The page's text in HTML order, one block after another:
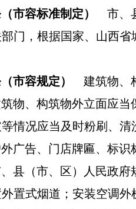
（市容标准制定）
市、
门，根据国家、 山西省
市容规定）
建筑物、
物、构筑物外立面应当
情况应当及时粉刷、清
外广告、门店牌匾、标
县（市、 区）
人民政府
置式烟道；安装空调